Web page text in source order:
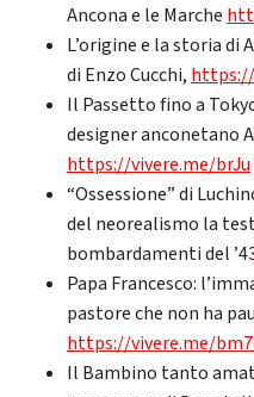
Ancona e le Marche
L’origine e la storia di
di Enzo Cucchi,
Il Passetto fino a
designer anconetano
https://vivere.me/brJu
“Ossessione” di
del neorealismo la
bombardamenti del
Papa Francesco:
pastore che non ha
https://vivere.me/
Il Bambino tanto